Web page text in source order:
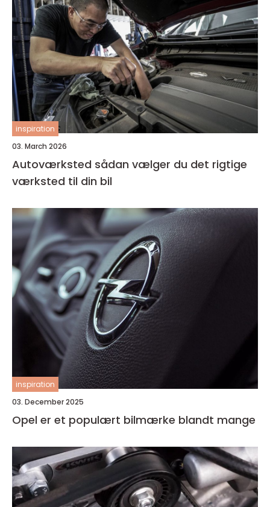
inspiration
03. March 2026
Autoværksted sådan vælger du det rigtige
værksted til din bil
inspiration
03. December 2025
Opel er et populært bilmærke blandt mange